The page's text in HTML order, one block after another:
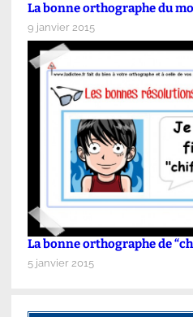
La bonne orthographe du
9 janvier 2015
La bonne orthographe de
5 janvier 2015